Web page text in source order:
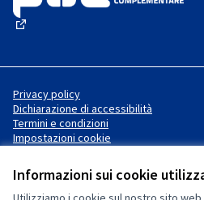
Informazioni sui cookie
Privacy policy
Dichiarazione di accessibilità
Termini e condizioni
Impostazioni cookie